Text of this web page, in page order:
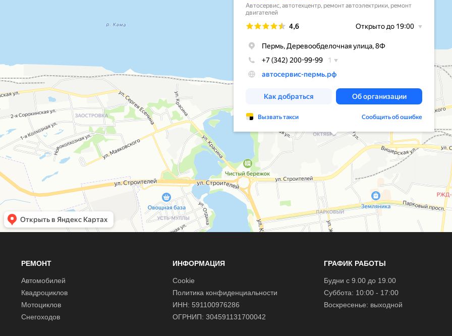
РЕМОНТ
Автомобилей
Квадроциклов
Мотоциклов
Снегоходов
ИНФОРМАЦИЯ
Cookie
Политика конфиденциальности
ИНН: 591100976286
ОГРНИП: 304591131700042
ГРАФИК РАБОТЫ
Будни с 9.00 до 19.00
Суббота: 10:00 - 17:00
Воскресенье: выходной